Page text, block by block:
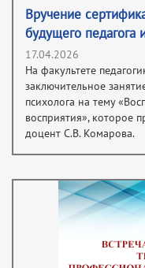
Вручение
будущего
17.04.2026
На факультете
заключительное
психолога на тему
восприятия», которое
доцент С.В. Комарова.